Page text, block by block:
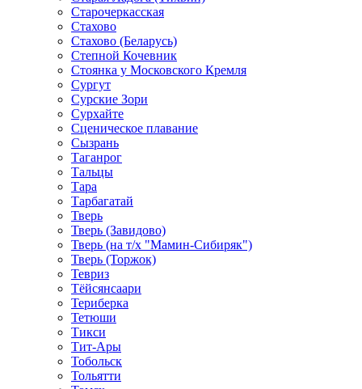
Старочеркасская
Стахово
Стахово (Беларусь)
Степной Кочевник
Стоянка у Московского Кремля
Сургут
Сурские Зори
Сурхайте
Сценическое плавание
Сызрань
Таганрог
Тальцы
Тара
Тарбагатай
Тверь
Тверь (Завидово)
Тверь (на т/х "Мамин-Сибиряк")
Тверь (Торжок)
Тевриз
Тёйсянсаари
Териберка
Тетюши
Тикси
Тит-Ары
Тобольск
Тольятти